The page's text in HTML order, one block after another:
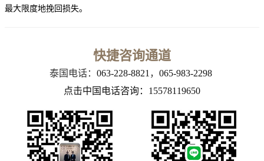
最大限度地挽回损失。
快捷咨询通道
泰国电话： 063-228-8821， 065-983-2298
点击中国电话咨询：15578119650